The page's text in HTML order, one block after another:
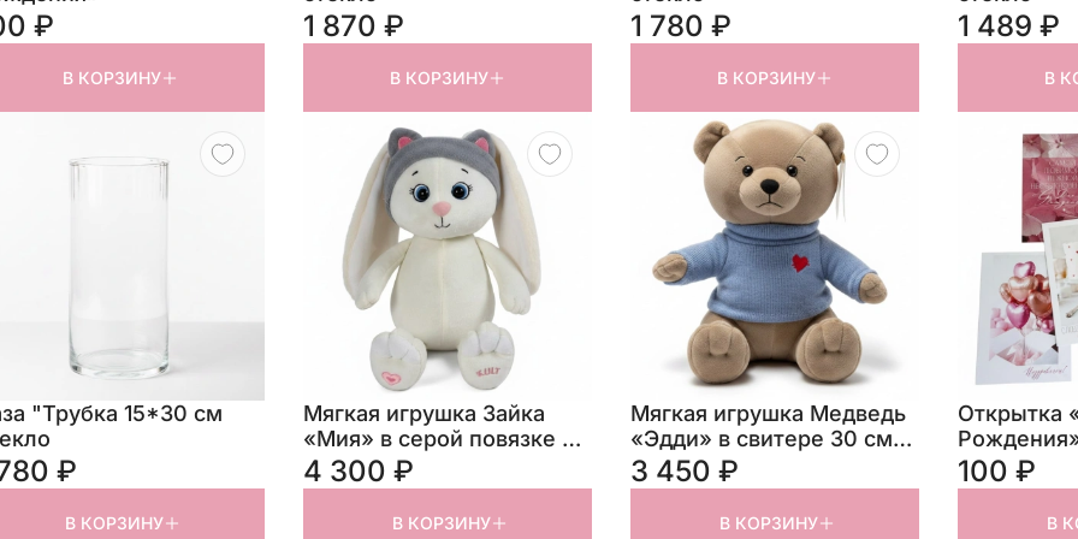
₽
В КОРЗИНУ
1 870 ₽
В КОРЗИНУ
1 780 ₽
В КОРЗИНУ
1 489 ₽
В
"Трубка 15*30 см
₽
В КОРЗИНУ
Мягкая игрушка Зайка
«Мия» в серой повязке 25
см
4 300 ₽
В КОРЗИНУ
Мягкая игрушка Медведь
«Эдди» в свитере 30 см
кофейный
3 450 ₽
В КОРЗИНУ
Открытка
100 ₽
В